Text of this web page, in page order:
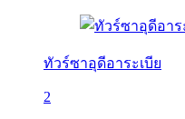
ทัวร์ซาอุดีอาระเบีย
2